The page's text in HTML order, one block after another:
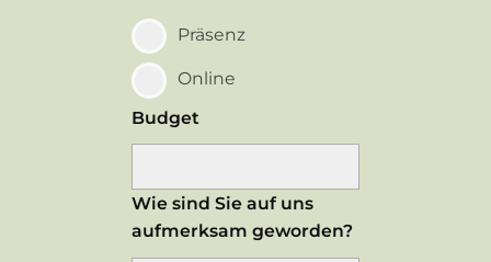
Präsenz
Online
Budget
Wie sind Sie auf uns
aufmerksam geworden?